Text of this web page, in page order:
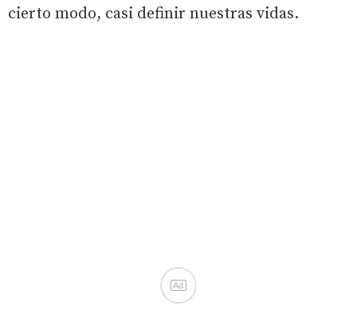
cierto modo, casi definir nuestras vidas.
Ad